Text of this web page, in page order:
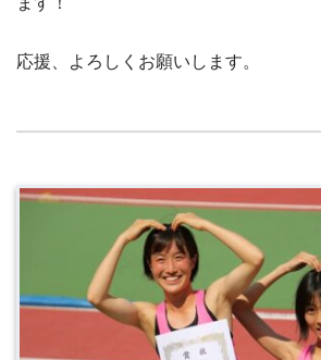
応援、よろしくお願いします。